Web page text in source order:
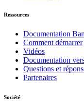
Ressources
Documentation
Comment démarrer
Vidéos
Documentation
Questions et
Partenaires
Société